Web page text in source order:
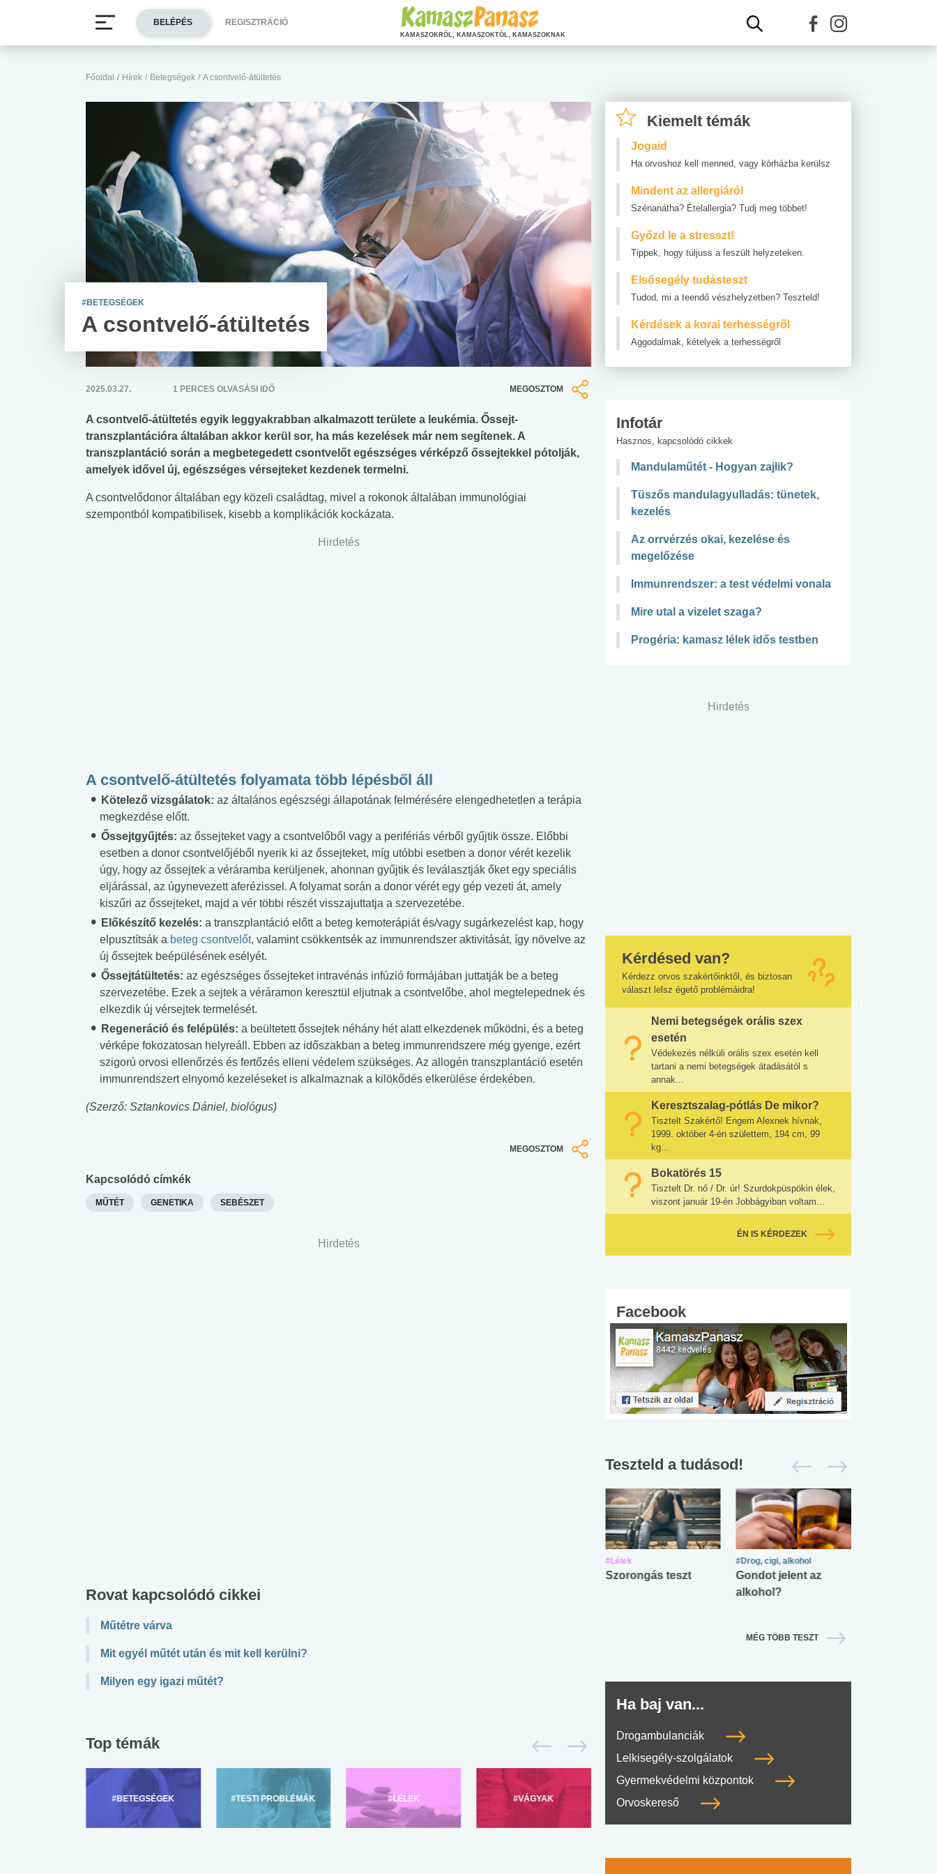
Főoldal / Hírek / Betegségek / A csontvelő-átültetés
#BETEGSÉGEK
A csontvelő-átültetés
2025.03.27. 1 PERCES OLVASÁSI IDŐ MEGOSZTOM
A csontvelő-átültetés egyik leggyakrabban alkalmazott területe a leukémia. Őssejt-
transzplantációra általában akkor kerül sor, ha más kezelések már nem segítenek. A
transzplantáció során a megbetegedett csontvelőt egészséges vérképző őssejtekkel pótolják,
amelyek idővel új, egészséges vérsejteket kezdenek termelni.
A csontvelődonor általában egy közeli családtag, mivel a rokonok általában immunológiai
szempontból kompatibilisek, kisebb a komplikációk kockázata.
Hirdetés
A csontvelő-átültetés folyamata több lépésből áll
Kötelező vizsgálatok: az általános egészségi állapotának felmérésére elengedhetetlen a terápia
megkezdése előtt.
Őssejtgyűjtés: az őssejteket vagy a csontvelőből vagy a perifériás vérből gyűjtik össze. Előbbi
esetben a donor csontvelőjéből nyerik ki az őssejteket, míg utóbbi esetben a donor vérét kezelik
úgy, hogy az őssejtek a véráramba kerüljenek, ahonnan gyűjtik és leválasztják őket egy speciális
eljárással, az úgynevezett aferézissel. A folyamat során a donor vérét egy gép vezeti át, amely
kiszűri az őssejteket, majd a vér többi részét visszajuttatja a szervezetébe.
Előkészítő kezelés: a transzplantáció előtt a beteg kemoterápiát és/vagy sugárkezelést kap, hogy
elpusztítsák a beteg csontvelőt, valamint csökkentsék az immunrendszer aktivitását, így növelve az
új őssejtek beépülésének esélyét.
Őssejtátültetés: az egészséges őssejteket intravénás infúzió formájában juttatják be a beteg
szervezetébe. Ezek a sejtek a véráramon keresztül eljutnak a csontvelőbe, ahol megtelepednek és
elkezdik új vérsejtek termelését.
Regeneráció és felépülés: a beültetett őssejtek néhány hét alatt elkezdenek működni, és a beteg
vérképe fokozatosan helyreáll. Ebben az időszakban a beteg immunrendszere még gyenge, ezért
szigorú orvosi ellenőrzés és fertőzés elleni védelem szükséges. Az allogén transzplantáció esetén
immunrendszert elnyomó kezeléseket is alkalmaznak a kilökődés elkerülése érdekében.
(Szerző: Sztankovics Dániel, biológus)
MEGOSZTOM
Kapcsolódó címkék
MŰTÉT GENETIKA SEBÉSZET
Hirdetés
Rovat kapcsolódó cikkei
Műtétre várva
Mit egyél műtét után és mit kell kerülni?
Milyen egy igazi műtét?
Top témák
#BETEGSÉGEK #TESTI PROBLÉMÁK #LÉLEK #VÁGYAK #SULI, MUNKA
Kiemelt témák
Jogaid
Ha orvoshoz kell menned, vagy kórházba kerülsz
Mindent az allergiáról
Szénanátha? Ételallergia? Tudj meg többet!
Győzd le a stresszt!
Tippek, hogy túljuss a feszült helyzeteken.
Elsősegély tudásteszt
Tudod, mi a teendő vészhelyzetben? Teszteld!
Kérdések a korai terhességről
Aggodalmak, kételyek a terhességről
Infotár
Hasznos, kapcsolódó cikkek
Mandulaműtét - Hogyan zajlik?
Tüszős mandulagyulladás: tünetek,
kezelés
Az orrvérzés okai, kezelése és
megelőzése
Immunrendszer: a test védelmi vonala
Mire utal a vizelet szaga?
Progéria: kamasz lélek idős testben
Hirdetés
Kérdésed van?
Kérdezz orvos szakértőinktől, és biztosan
választ lelsz égető problémáidra!
Nemi betegségek orális szex
esetén
Védekezés nélküli orális szex esetén kell
tartani a nemi betegségek átadásától s
annak...
Keresztszalag-pótlás De mikor?
Tisztelt Szakértő! Engem Alexnek hívnak,
1999. október 4-én születtem, 194 cm, 99
kg...
Bokatörés 15
Tisztelt Dr. nő / Dr. úr! Szurdokpüspökin élek,
viszont január 19-én Jobbágyiban voltam...
ÉN IS KÉRDEZEK
Facebook
Teszteld a tudásod!
lábnyomod?
tudásteszt
#Lélek
Szorongás teszt
#Drog, cigi, alkohol
Gondot jelent az
alkohol?
MÉG TÖBB TESZT
Ha baj van...
Drogambulanciák
Lelkisegély-szolgálatok
Gyermekvédelmi központok
Orvoskereső
BELÉPÉS REGISZTRÁCIÓ
KAMASZOKRÓL, KAMASZOKTÓL, KAMASZOKNAK